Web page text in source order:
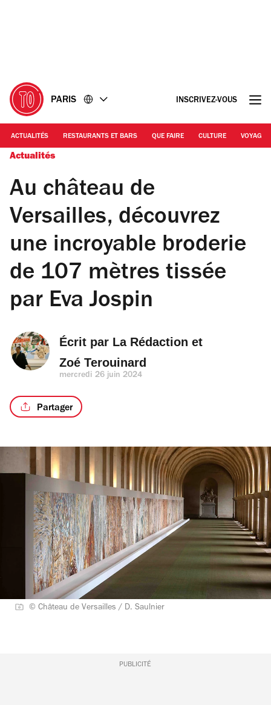
PARIS INSCRIVEZ-VOUS
ACTUALITÉS RESTAURANTS ET BARS QUE FAIRE CULTURE VOYAGE
Actualités
Au château de
Versailles, découvrez
une incroyable broderie
de 107 mètres tissée
par Eva Jospin
Écrit par La Rédaction et
Zoé Terouinard
mercredi 26 juin 2024
Partager
© Château de Versailles / D. Saulnier
PUBLICITÉ